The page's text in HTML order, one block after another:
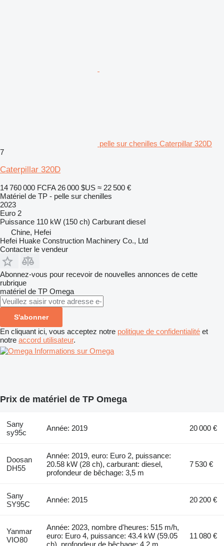
pelle sur chenilles Caterpillar 320D
7
Caterpillar 320D
14 760 000 FCFA 26 000 $US ≈ 22 500 €
Matériel de TP - pelle sur chenilles
2023
Euro 2
Puissance 110 kW (150 ch) Carburant diesel
Chine, Hefei
Hefei Huake Construction Machinery Co., Ltd
Contacter le vendeur
Abonnez-vous pour recevoir de nouvelles annonces de cette
rubrique
matériel de TP Omega
S'abonner
En cliquant ici, vous acceptez notre politique de confidentialité et
notre accord utilisateur.
Informations sur Omega
Prix de matériel de TP Omega
Sany
sy95c
Année: 2019 20 000 €
Doosan
DH55
Année: 2019, euro: Euro 2, puissance:
20.58 kW (28 ch), carburant: diesel,
profondeur de bêchage: 3,5 m
7 530 €
Sany
SY95C
Année: 2015 20 200 €
Yanmar
VIO80
Année: 2023, nombre d'heures: 515 m/h,
euro: Euro 4, puissance: 43.4 kW (59.05
ch), profondeur de bêchage: 4,2 m
11 080 €